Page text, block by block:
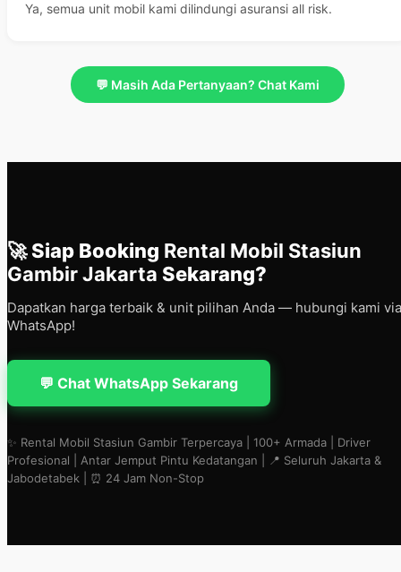
Ya, semua unit mobil kami dilindungi asuransi all risk.
💬 Masih Ada Pertanyaan? Chat Kami
🚀 Siap Booking Rental Mobil Stasiun
Gambir Jakarta Sekarang?
Dapatkan harga terbaik & unit pilihan Anda — hubungi kami via
WhatsApp!
💬 Chat WhatsApp Sekarang
✨ Rental Mobil Stasiun Gambir Terpercaya | 100+ Armada | Driver
Profesional | Antar Jemput Pintu Kedatangan | 📍 Seluruh Jakarta &
Jabodetabek | ⏰ 24 Jam Non-Stop